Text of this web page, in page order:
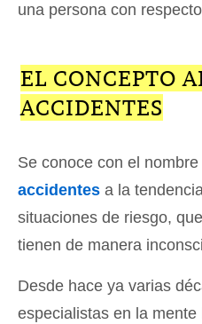
una persona con
EL CONCEPTO
ACCIDENTES
Se conoce con el nombre
accidentes a la
situaciones de riesgo,
tienen de manera
Desde hace ya varias
especialistas en la